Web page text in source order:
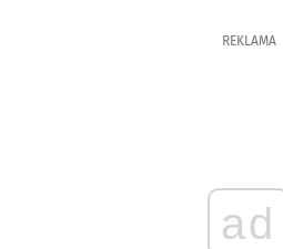
REKLAMA
ad